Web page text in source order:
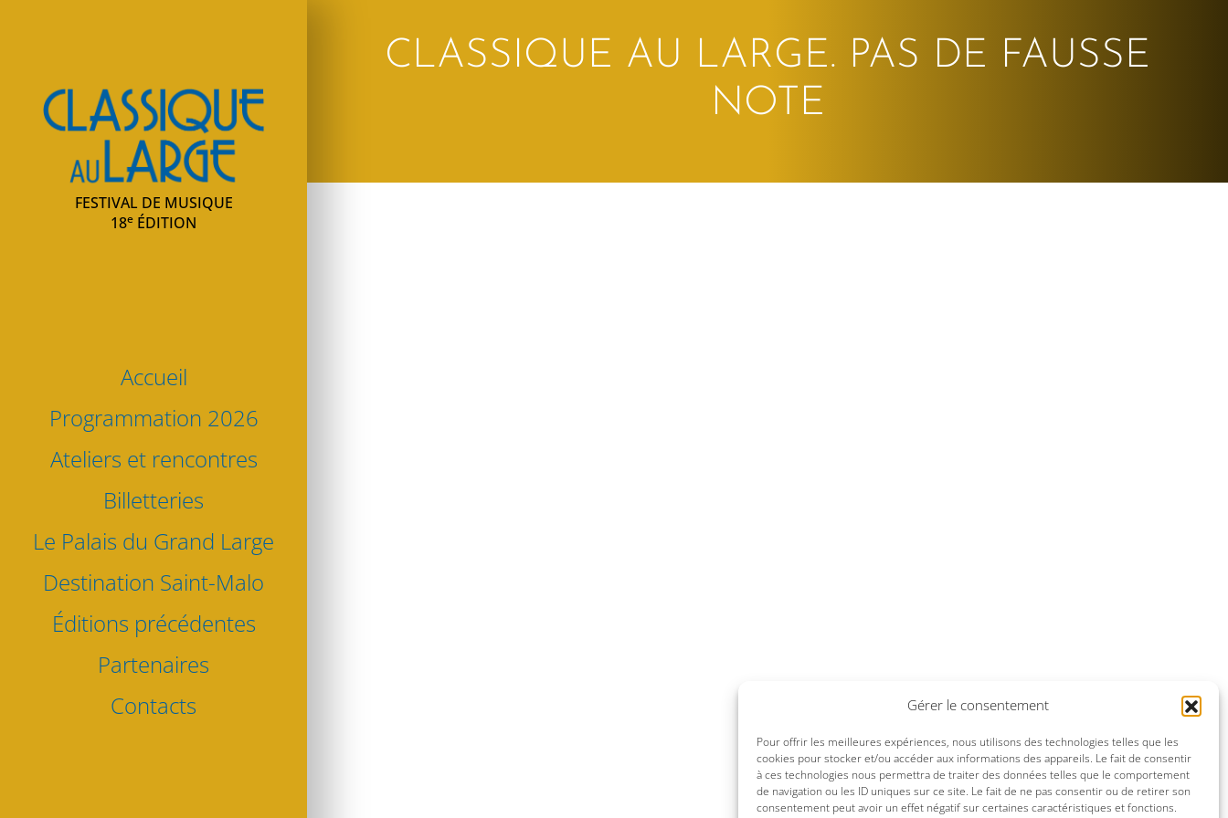
Gérer le consentement
Pour offrir les meilleures expériences, nous utilisons des technologies telles que les
cookies pour stocker et/ou accéder aux informations des appareils. Le fait de consentir
à ces technologies nous permettra de traiter des données telles que le comportement
de navigation ou les ID uniques sur ce site. Le fait de ne pas consentir ou de retirer son
consentement peut avoir un effet négatif sur certaines caractéristiques et fonctions.
FESTIVAL DE MUSIQUE
18e ÉDITION
Accueil
Programmation 2026
Ateliers et rencontres
Billetteries
Le Palais du Grand Large
Destination Saint-Malo
Éditions précédentes
Partenaires
Contacts
CLASSIQUE AU LARGE. PAS DE FAUSSE
NOTE